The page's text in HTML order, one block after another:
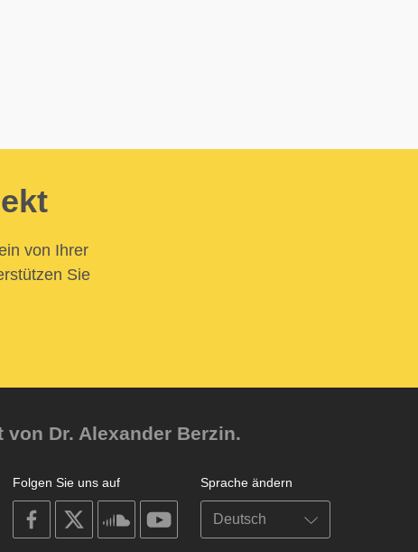
von Ihrer
Sie
Dr. Alexander Berzin.
Sprache ändern
Folgen Sie uns auf
on
facebook
on
on
soundcloudyoutube